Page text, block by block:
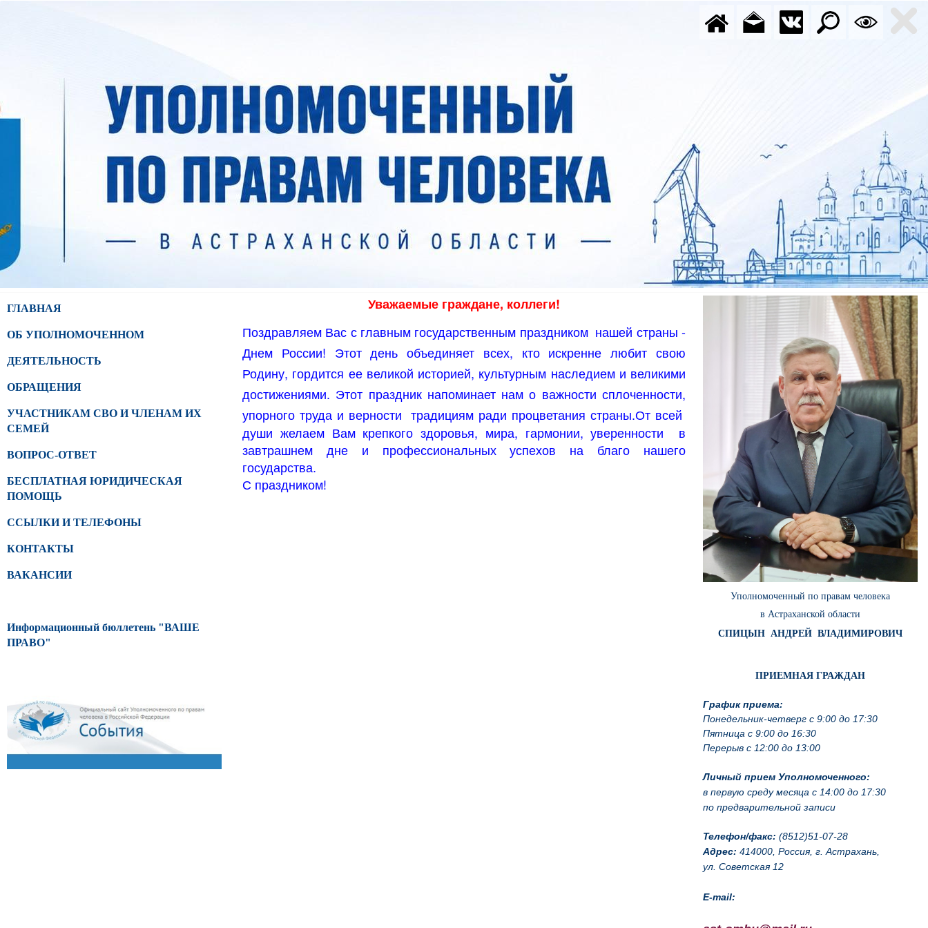
ГЛАВНАЯ
ОБ УПОЛНОМОЧЕННОМ
ДЕЯТЕЛЬНОСТЬ
ОБРАЩЕНИЯ
УЧАСТНИКАМ СВО И ЧЛЕНАМ ИХ
СЕМЕЙ
ВОПРОС-ОТВЕТ
БЕСПЛАТНАЯ ЮРИДИЧЕСКАЯ
ПОМОЩЬ
ССЫЛКИ И ТЕЛЕФОНЫ
КОНТАКТЫ
ВАКАНСИИ
Информационный бюллетень "ВАШЕ
ПРАВО"
Уполномоченный по правам человека
в Астраханской области
СПИЦЫН АНДРЕЙ ВЛАДИМИРОВИЧ
ПРИЕМНАЯ ГРАЖДАН
График приема:
Понедельник-четверг с 9:00 до 17:30
Пятница с 9:00 до 16:30
Перерыв с 12:00 до 13:00
Личный прием Уполномоченного:
в первую среду месяца с 14:00 до 17:30
по предварительной записи
Телефон/факс: (8512)51-07-28
Адрес: 414000, Россия, г. Астрахань,
ул. Советская 12
E-mail:
Уважаемые граждане, коллеги!
Поздравляем Вас с главным государственным праздником нашей страны -
Днем России! Этот день объединяет всех, кто искренне любит свою
Родину, гордится ее великой историей, культурным наследием и великими
достижениями. Этот праздник напоминает нам о важности сплоченности,
упорного труда и верности традициям ради процветания страны.От всей
души желаем Вам крепкого здоровья, мира, гармонии, уверенности
в
завтрашнем дне и профессиональных успехов на благо нашего
государства.
С праздником!